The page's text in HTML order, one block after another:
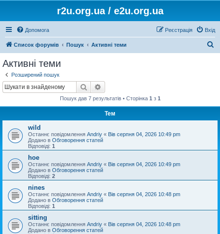
r2u.org.ua / e2u.org.ua
Допомога Вхід
Реєстрація
Список форумів Пошук Активні теми
Активні теми
Розширений пошук
Пошук
Пошук дав 7 результатів • Сторінка 1 з 1
Тем
wild
Останнє повідомлення Andriy « Вів серпня 04, 2026 10:49 pm
Додано в Обговорення статей
Відповіді: 1
hoe
Останнє повідомлення Andriy « Вів серпня 04, 2026 10:49 pm
Додано в Обговорення статей
Відповіді: 2
nines
Останнє повідомлення Andriy « Вів серпня 04, 2026 10:48 pm
Додано в Обговорення статей
Відповіді: 1
sitting
Останнє повідомлення Andriy « Вів серпня 04, 2026 10:48 pm
Додано в Обговорення статей